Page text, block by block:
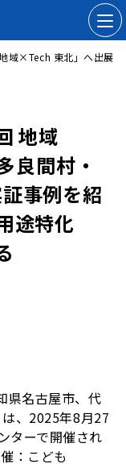
域×Tech 東北」へ出展
地域
間村・
事例を紹
途特化
県名古屋市、代
、2025年8月27
ターで開催され
：こども